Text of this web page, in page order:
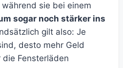
sie bei einem
sogar noch stärker ins
gilt also: Je
desto mehr Geld
die Fensterläden